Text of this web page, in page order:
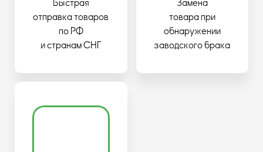
Быстрая
отправка товаров
по РФ
и странам СНГ
Замена
товара при
обнаружении
заводского брака